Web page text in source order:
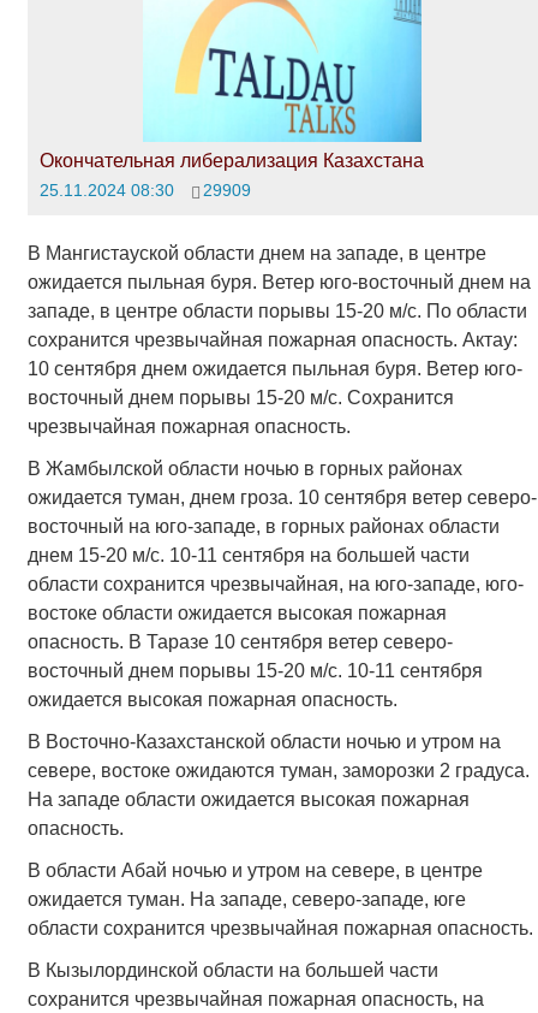
Окончательная либерализация Казахстана
25.11.2024 08:30 29909
В Мангистауской области днем на западе, в центре
ожидается пыльная буря. Ветер юго-восточный днем на
западе, в центре области порывы 15-20 м/с. По области
сохранится чрезвычайная пожарная опасность. Актау:
10 сентября днем ожидается пыльная буря. Ветер юго-
восточный днем порывы 15-20 м/с. Сохранится
чрезвычайная пожарная опасность.
В Жамбылской области ночью в горных районах
ожидается туман, днем гроза. 10 сентября ветер северо-
восточный на юго-западе, в горных районах области
днем 15-20 м/с. 10-11 сентября на большей части
области сохранится чрезвычайная, на юго-западе, юго-
востоке области ожидается высокая пожарная
опасность. В Таразе 10 сентября ветер северо-
восточный днем порывы 15-20 м/с. 10-11 сентября
ожидается высокая пожарная опасность.
В Восточно-Казахстанской области ночью и утром на
севере, востоке ожидаются туман, заморозки 2 градуса.
На западе области ожидается высокая пожарная
опасность.
В области Абай ночью и утром на севере, в центре
ожидается туман. На западе, северо-западе, юге
области сохранится чрезвычайная пожарная опасность.
В Кызылординской области на большей части
сохранится чрезвычайная пожарная опасность, на